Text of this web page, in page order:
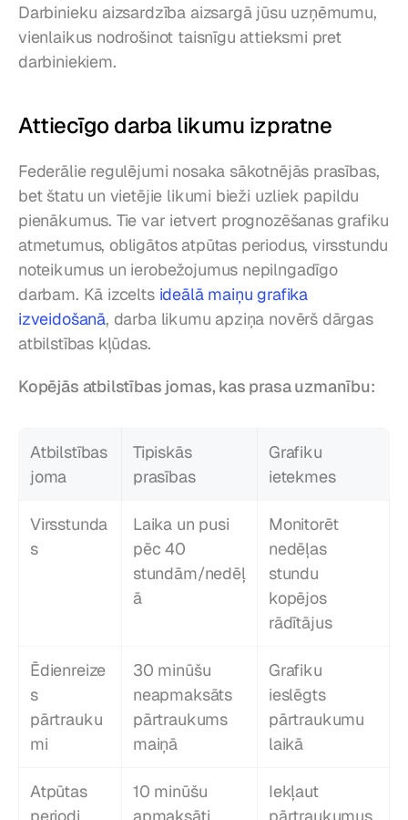
Darbinieku aizsardzība aizsargā jūsu uzņēmumu,
vienlaikus nodrošinot taisnīgu attieksmi pret
darbiniekiem.
Attiecīgo darba likumu izpratne
Federālie regulējumi nosaka sākotnējās prasības,
bet štatu un vietējie likumi bieži uzliek papildu
pienākumus. Tie var ietvert prognozēšanas grafiku
atmetumus, obligātos atpūtas periodus, virsstundu
noteikumus un ierobežojumus nepilngadīgo
darbam. Kā izcelts ideālā maiņu grafika
izveidošanā, darba likumu apziņa novērš dārgas
atbilstības kļūdas.
Kopējās atbilstības jomas, kas prasa uzmanību:
Atbilstības
joma
Tipiskās
prasības
Grafiku
ietekmes
Virsstunda
s
Laika un pusi
pēc 40
stundām/nedēļ
ā
Monitorēt
nedēļas
stundu
kopējos
rādītājus
Ēdienreize
s
pārtrauku
mi
30 minūšu
neapmaksāts
pārtraukums
maiņā
Grafiku
ieslēgts
pārtraukumu
laikā
Atpūtas
10 minūšu
Iekļaut